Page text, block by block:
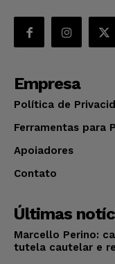
Empresa
Política de
Ferramentas para
Apoiadores
Contato
Últimas
Marcello Perino:
tutela cautelar e